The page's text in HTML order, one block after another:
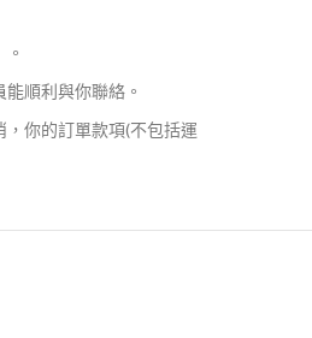
順利與你聯絡。
你的訂單款項(不包括運